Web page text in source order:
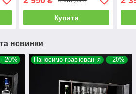
Купити
та новинки
–20% Наносимо гравіювання –20%